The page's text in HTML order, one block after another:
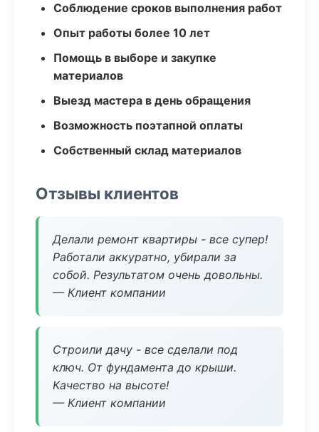
Соблюдение сроков выполнения работ
Опыт работы более 10 лет
Помощь в выборе и закупке
материалов
Выезд мастера в день обращения
Возможность поэтапной оплаты
Собственный склад материалов
Отзывы клиентов
Делали ремонт квартиры - все супер!
Работали аккуратно, убирали за
собой. Результатом очень довольны.
— Клиент компании
Строили дачу - все сделали под
ключ. От фундамента до крыши.
Качество на высоте!
— Клиент компании